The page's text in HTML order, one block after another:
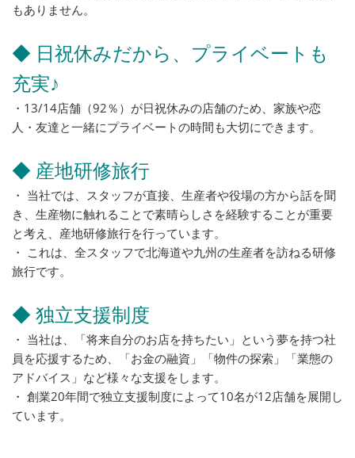
もありません。
◆ 日祝休みだから、プライベートも
充実♪
・13/14店舗（92％）が日祝休みの店舗のため、家族や恋
人・友達と一緒にプライベートの時間も大切にできます。
◆ 産地研修旅行
・ 当社では、スタッフが直接、生産者や役場の方から話を聞
き、生産物に触れることで素晴らしさを経験することが重要
と考え、産地研修旅行を行っています。
・ これは、全スタッフで北海道や九州の生産者を訪ねる研修
旅行です。
◆ 独立支援制度
・ 当社は、「将来自分のお店を持ちたい」という夢を持つ社
員を応援するため、「お金の融資」「物件の探索」「業態の
アドバイス」など様々な支援をします。
・ 創業20年間で独立支援制度によって10名が12店舗を展開し
ています。